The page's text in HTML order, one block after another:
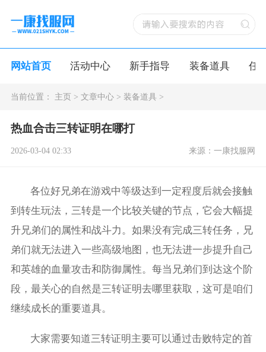
网站首页 活动中心 新手指导 装备道具 任
当前位置： 主页> 文章中心> 装备道具>
热血合击三转证明在哪打
2026-03-04 02:33 来源：一康找服网
各位好兄弟在游戏中等级达到一定程度后就会接触
到转生玩法，三转是一个比较关键的节点，它会大幅提
升兄弟们的属性和战斗力。如果没有完成三转任务，兄
弟们就无法进入一些高级地图，也无法进一步提升自己
和英雄的血量攻击和防御属性。每当兄弟们到达这个阶
段，最关心的自然是三转证明去哪里获取，这可是咱们
继续成长的重要道具。
大家需要知道三转证明主要可以通过击败特定的首